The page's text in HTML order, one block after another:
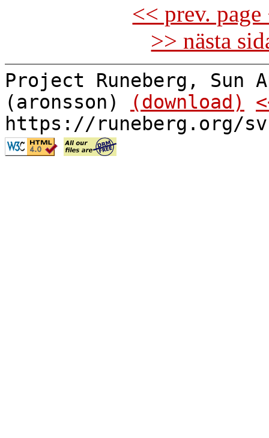
<< prev.
>> nästa
Project Runeberg, Sun
(aronsson)
(download)
https://runeberg.org/